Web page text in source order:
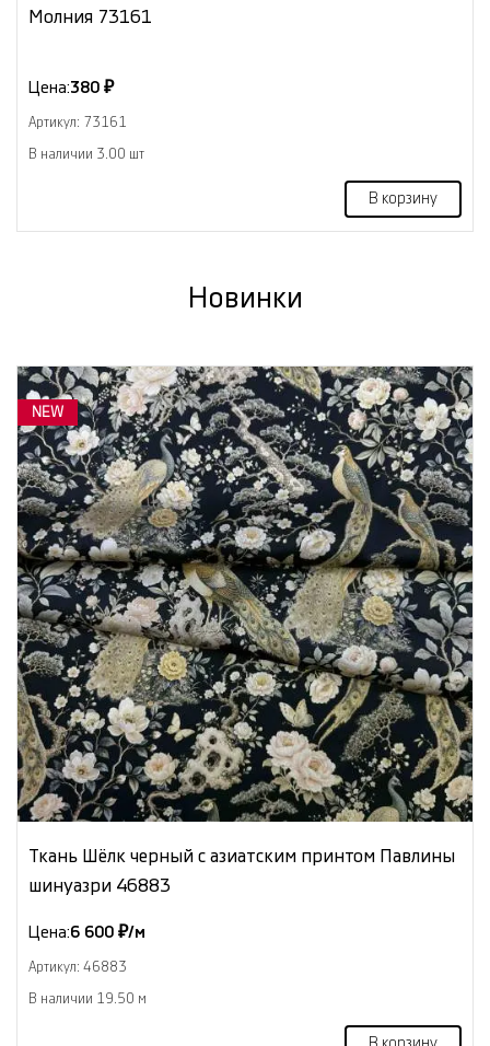
Молния 73161
Цена:380 ₽
Артикул: 73161
В наличии 3.00 шт
В корзину
Новинки
NEW
Ткань Шёлк черный с азиатским принтом Павлины
шинуазри 46883
Цена:6 600 ₽/м
Артикул: 46883
В наличии 19.50 м